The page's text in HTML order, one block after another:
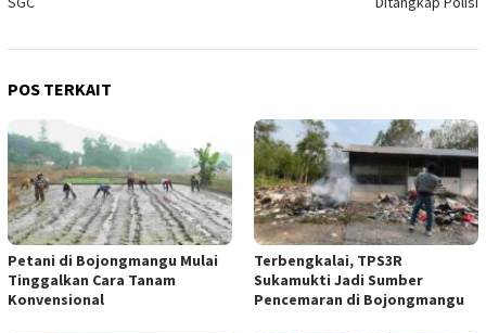
POS TERKAIT
Petani di Bojongmangu Mulai
Tinggalkan Cara Tanam
Konvensional
Terbengkalai, TPS3R
Sukamukti Jadi Sumber
Pencemaran di Bojongmangu